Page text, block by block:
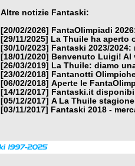
Altre notizie Fantaski:
[20/02/2026]
FantaOlimpiadi
[29/11/2025]
La Thuile ha aperto
[30/10/2023]
Fantaski 2023/
[18/01/2020]
Benvenuto Luigi! Al
[26/03/2019]
La Thuile: diamo
[23/02/2018]
Fantanotti
[06/02/2018] Aperte le
[14/12/2017]
Fantaski.it
[05/12/2017] A La Thuile
[03/11/2017]
Fantaski 2018 -